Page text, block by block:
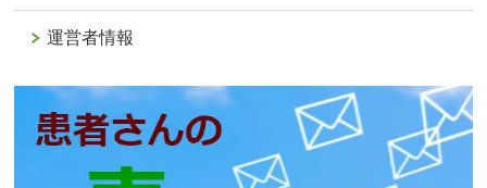
運営者情報